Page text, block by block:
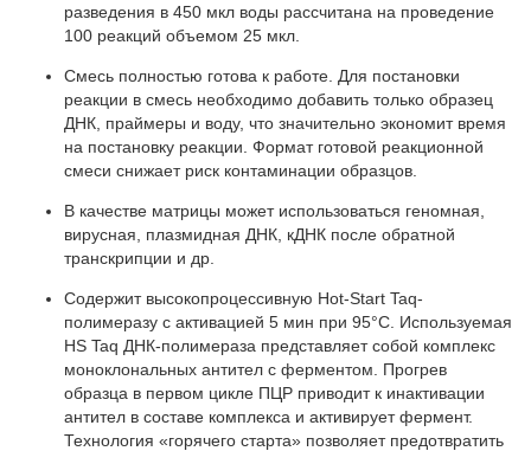
разведения в 450 мкл воды рассчитана на проведение
100 реакций объемом 25 мкл.
Смесь полностью готова к работе. Для постановки
реакции в смесь необходимо добавить только образец
ДНК, праймеры и воду, что значительно экономит время
на постановку реакции. Формат готовой реакционной
смеси снижает риск контаминации образцов.
В качестве матрицы может использоваться геномная,
вирусная, плазмидная ДНК, кДНК после обратной
транскрипции и др.
Cодержит высокопроцессивную Hot-Start Taq-
полимеразу с активацией 5 мин при 95°С. Используемая
HS Taq ДНК-полимераза представляет собой комплекс
моноклональных антител с ферментом. Прогрев
образца в первом цикле ПЦР приводит к инактивации
антител в составе комплекса и активирует фермент.
Технология «горячего старта» позволяет предотвратить